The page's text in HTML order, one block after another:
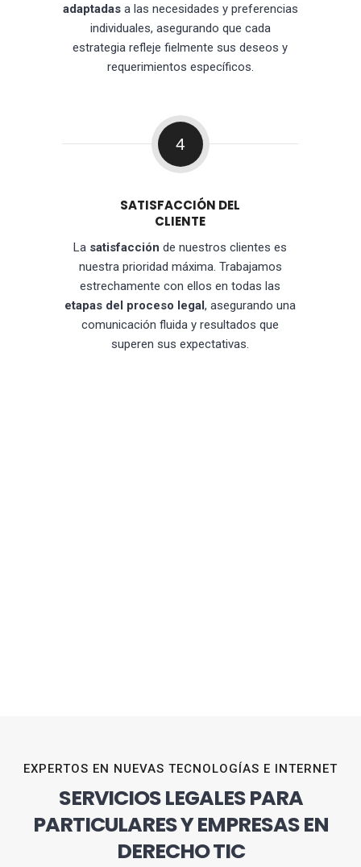
adaptadasa las necesidades y preferencias
individuales, asegurando que cada
estrategia refleje fielmente sus deseos y
requerimientos específicos.
4
SATISFACCIÓN DEL
CLIENTE
La satisfacción de nuestros clientes es
nuestra prioridad máxima. Trabajamos
estrechamente con ellos en todas las
etapas del proceso legal, asegurando una
comunicación fluida y resultados que
superen sus expectativas.
EXPERTOS EN NUEVAS TECNOLOGÍAS E INTERNET
SERVICIOS LEGALES PARA
PARTICULARES Y EMPRESAS EN
DERECHO TIC